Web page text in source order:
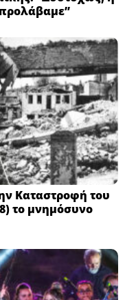
Καταστροφή του
το μνημόσυνο